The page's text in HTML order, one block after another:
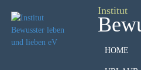
Institut
HOME